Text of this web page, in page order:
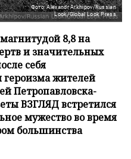
Фото: Alexandr Arkhipov/Russian
Look/Global Look Press
8,8 на
и значительных
себя
жителей
Петропавловска-
ВЗГЛЯД встретился
мужество во время
большинства